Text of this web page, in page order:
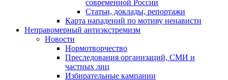
современной России
Статьи, доклады, репортажи
Карта нападений по мотиву ненависти
Неправомерный антиэкстремизм
Новости
Нормотворчество
Преследования организаций, СМИ и
частных лиц
Избирательные кампании